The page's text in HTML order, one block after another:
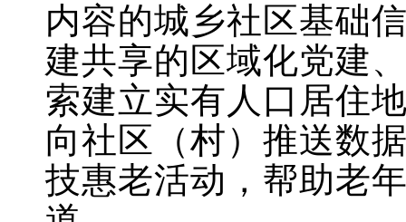
内容的城乡社区基础
建共享的区域化党建
索建立实有人口居住
向社区（村）推送数
技惠老活动，帮助老